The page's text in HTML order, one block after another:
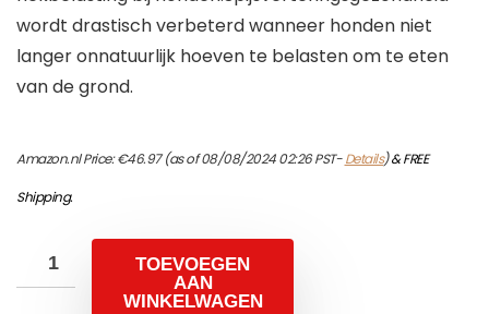
wordt drastisch verbeterd wanneer honden niet
langer onnatuurlijk hoeven te belasten om te eten
van de grond.
Amazon.nl Price:€46.97(as of 08/08/2024 02:26 PST-Details)&FREE
Shipping.
TOEVOEGEN
AAN
WINKELWAGEN